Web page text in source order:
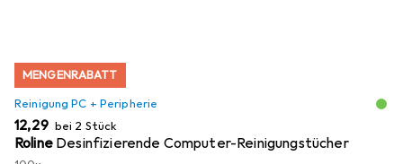
MENGENRABATT
Reinigung PC + Peripherie
EUR
12,29 bei 2 Stück
Roline Desinfizierende Computer-Reinigungstücher